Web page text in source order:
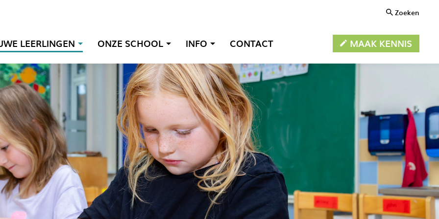
Zoeken
LEERLINGEN ONZE SCHOOL INFO CONTACT MAAK KENNIS